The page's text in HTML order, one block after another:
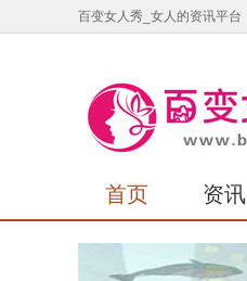
百变女人秀_女人的资讯平台
首页 资讯